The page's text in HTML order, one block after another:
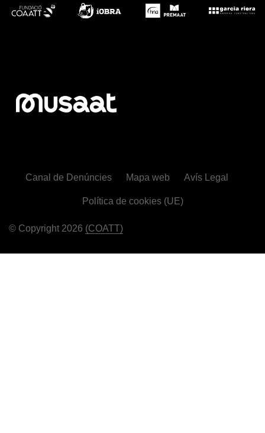
© Copyright 2026 (COATT)
Canal de Denúncies Mapa web Avís Legal
Política de cookies (UE)